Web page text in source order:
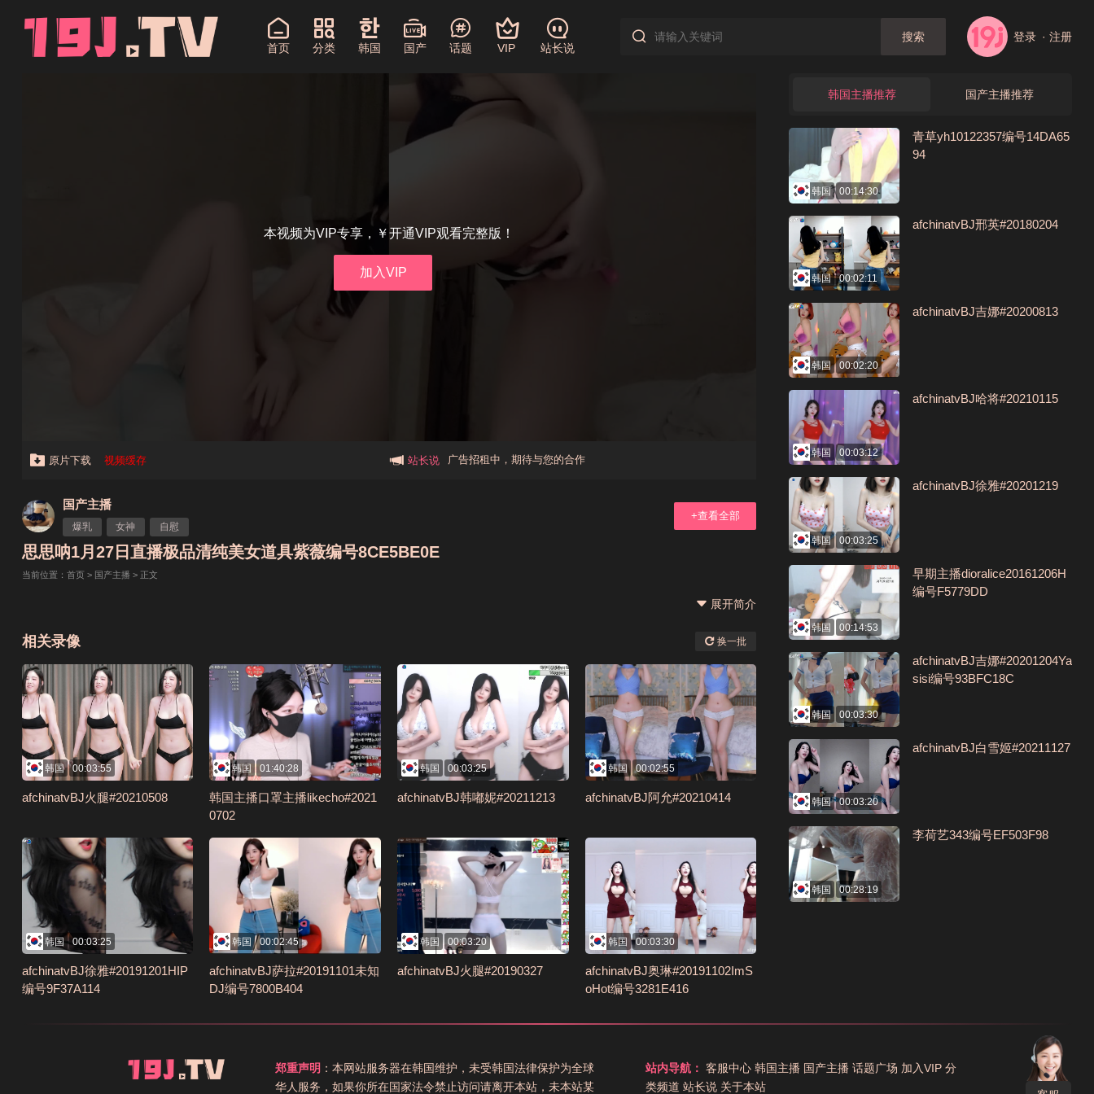
首页 分类 韩国 国产 话题 VIP 站长说
搜索 登录 · 注册
本视频为VIP专享，￥开通VIP观看完整版！
加入VIP
原片下载 视频缓存 站长说 广告招租中，期待与您的合作
国产主播
爆乳 女神 自慰
+查看全部
思思呐1月27日直播极品清纯美女道具紫薇编号8CE5BE0E
当前位置： 首页 > 国产主播 > 正文
展开简介
相关录像 换一批
韩国 00:03:55
afchinatvBJ火腿#20210508
韩国 01:40:28
韩国主播口罩主播likecho#2021
0702
韩国 00:03:25
afchinatvBJ韩嘟妮#20211213
韩国 00:02:55
afchinatvBJ阿允#20210414
韩国 00:03:25
afchinatvBJ徐雅#20191201HIP
编号9F37A114
韩国 00:02:45
afchinatvBJ萨拉#20191101未知
DJ编号7800B404
韩国 00:03:20
afchinatvBJ火腿#20190327
韩国 00:03:30
afchinatvBJ奥琳#20191102ImS
oHot编号3281E416
韩国主播推荐 国产主播推荐
韩国 00:14:30
青草yh10122357编号14DA65
94
韩国 00:02:11
afchinatvBJ邢英#20180204
韩国 00:02:20
afchinatvBJ吉娜#20200813
韩国 00:03:12
afchinatvBJ哈将#20210115
韩国 00:03:25
afchinatvBJ徐雅#20201219
韩国 00:14:53
早期主播dioralice20161206H
编号F5779DD
韩国 00:03:30
afchinatvBJ吉娜#20201204Ya
sisi编号93BFC18C
韩国 00:03:20
afchinatvBJ白雪姬#20211127
韩国 00:28:19
李荷艺343编号EF503F98
郑重声明 ：本网站服务器在韩国维护，未受韩国法律保护为全球
华人服务，如果你所在国家法令禁止访问请离开本站，未本站某
站内导航： 客服中心 韩国主播 国产主播 话题广场 加入VIP 分
类频道 站长说 关于本站